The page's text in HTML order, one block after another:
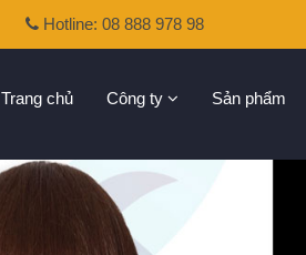
Hotline: 08 888 978 98
Trang chủ Công ty Sản phẩm